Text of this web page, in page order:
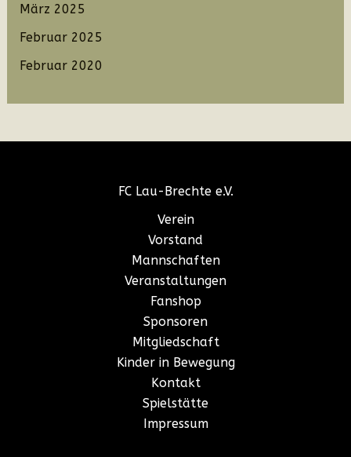
März 2025
Februar 2025
Februar 2020
FC Lau-Brechte e.V.
Verein
Vorstand
Mannschaften
Veranstaltungen
Fanshop
Sponsoren
Mitgliedschaft
Kinder in Bewegung
Kontakt
Spielstätte
Impressum